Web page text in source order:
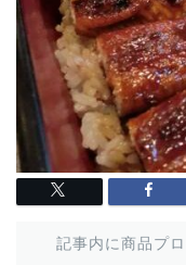
記事内に商品プ